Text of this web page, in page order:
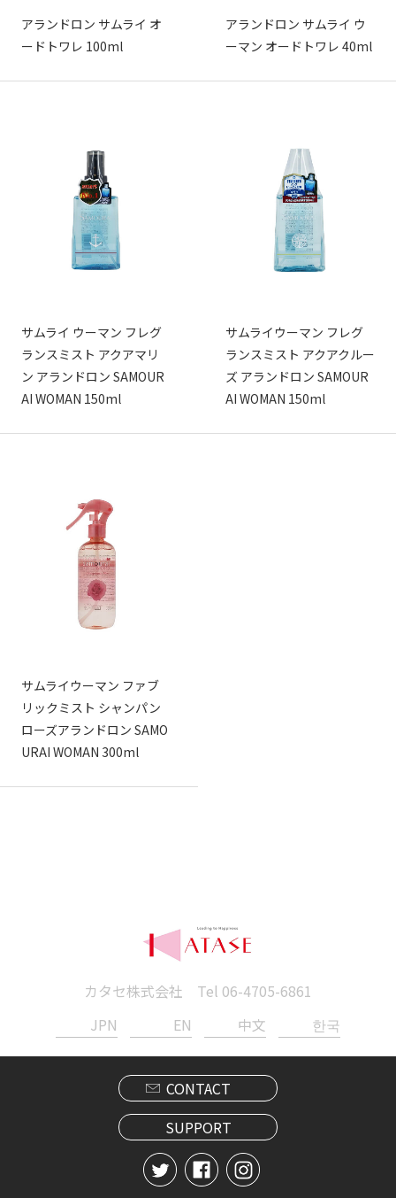
アランドロン サムライ オ
ードトワレ 100ml
アランドロン サムライ ウ
ーマン オードトワレ 40ml
サムライ ウーマン フレグ
ランスミスト アクアマリ
ン アランドロン SAMOUR
AI WOMAN 150ml
サムライウーマン フレグ
ランスミスト アクアクルー
ズ アランドロン SAMOUR
AI WOMAN 150ml
サムライウーマン ファブ
リックミスト シャンパン
ローズアランドロン SAMO
URAI WOMAN 300ml
カタセ株式会社 Tel 06-4705-6861
JPN
EN 中文 한국
CONTACT
SUPPORT